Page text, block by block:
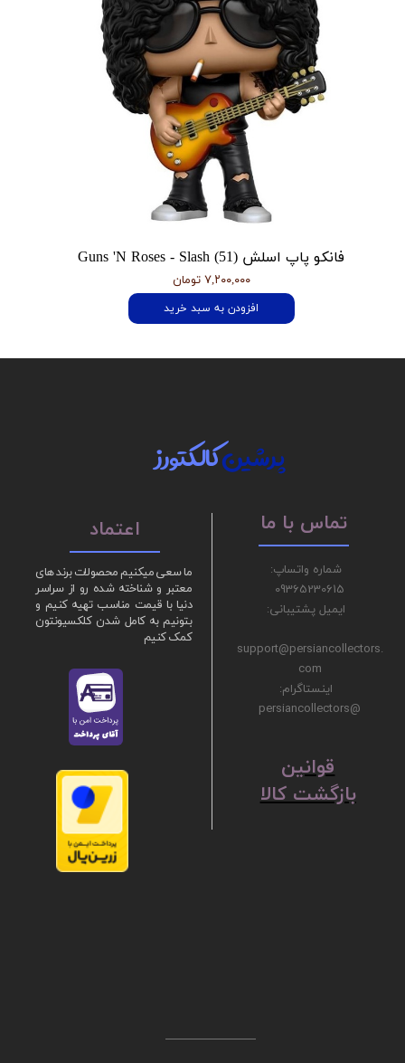
فانکو پاپ اسلش Guns 'N Roses - Slash (51)
۷,۲۰۰,۰۰۰ تومان
افزودن به سبد خرید
ما سعی میکنیم محصولات برند های
معتبر و شناخته شده رو از سراسر
دنیا با قیمت مناسب تهیه کنیم و
بتونیم به کامل شدن کلکسیونتون
کمک کنیم
پرشینکالکتورز
شماره واتساپ:
09365230615
ایمیل پشتیبانی:
support@persiancollectors.
com
اینستاگرام:
@persiancollectors
تماس با ما اعتماد
ق​​​​​​​وانین
بازگشت کالا